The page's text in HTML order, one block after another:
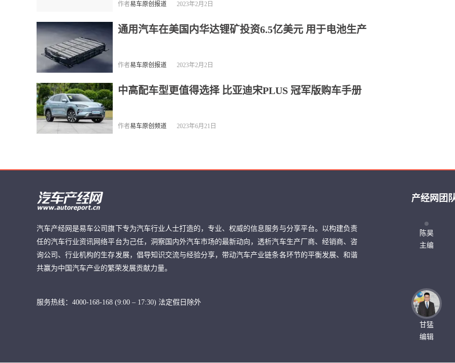
作者易车原创报道 2023年2月2日
通用汽车在美国内华达锂矿投资6.5亿美元 用于电池生产
作者易车原创报道 2023年2月2日
中高配车型更值得选择 比亚迪宋PLUS 冠军版购车手册
作者易车原创频道 2023年6月21日
汽车产经网是易车公司旗下专为汽车行业人士打造的，专业、权威的信息服务与分享平台。以构建负责
任的汽车行业资讯网络平台为己任，洞察国内外汽车市场的最新动向，透析汽车生产厂商、经销商、咨
询公司、行业机构的生存发展，倡导知识交流与经验分享，带动汽车产业链条各环节的平衡发展、和谐
共赢为中国汽车产业的繁荣发展贡献力量。
服务热线：4000-168-168 (9:00 – 17:30) 法定假日除外
产经网团
陈昊
主编
甘猛
编辑